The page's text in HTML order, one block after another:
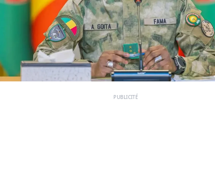
PUBLICITÉ